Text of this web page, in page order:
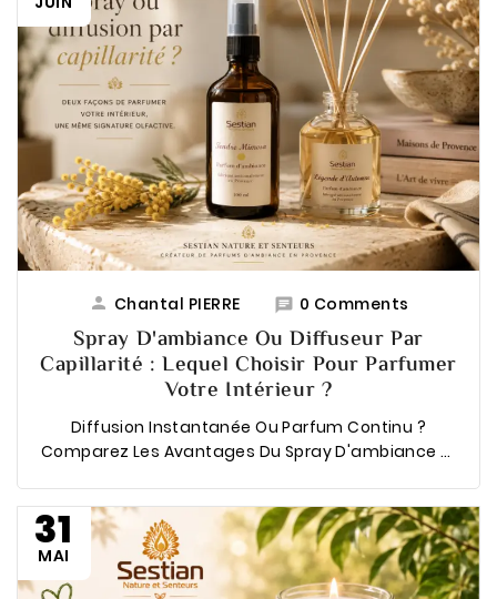
 Chantal PIERRE  0 Comments
Spray D'ambiance Ou Diffuseur Par
Capillarité : Lequel Choisir Pour Parfumer
Votre Intérieur ?
Diffusion Instantanée Ou Parfum Continu ?
Comparez Les Avantages Du Spray D'ambiance Et
31
MAI